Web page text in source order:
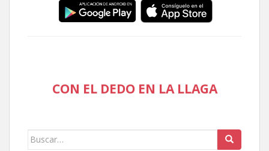
CON EL DEDO EN LA LLAGA
Buscar: